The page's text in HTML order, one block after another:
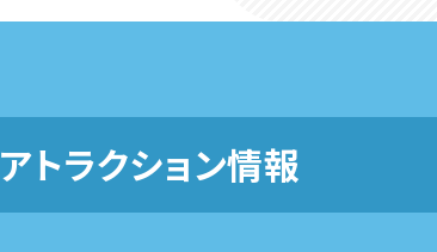
アトラクション情報